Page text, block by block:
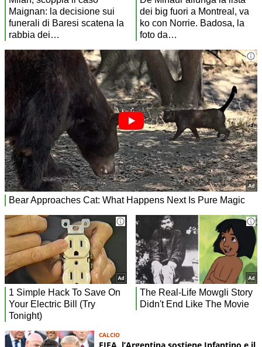
CALCIO
FIFA, l’Argentina sostiene Infantino e il